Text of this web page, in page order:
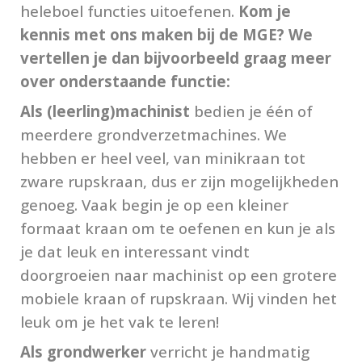
heleboel functies uitoefenen. Kom je
kennis met ons maken bij de MGE? We
vertellen je dan bijvoorbeeld graag meer
over onderstaande functie:
Als (leerling)machinist bedien je één of
meerdere grondverzetmachines. We
hebben er heel veel, van minikraan tot
zware rupskraan, dus er zijn mogelijkheden
genoeg. Vaak begin je op een kleiner
formaat kraan om te oefenen en kun je als
je dat leuk en interessant vindt
doorgroeien naar machinist op een grotere
mobiele kraan of rupskraan. Wij vinden het
leuk om je het vak te leren!
Als grondwerker verricht je handmatig